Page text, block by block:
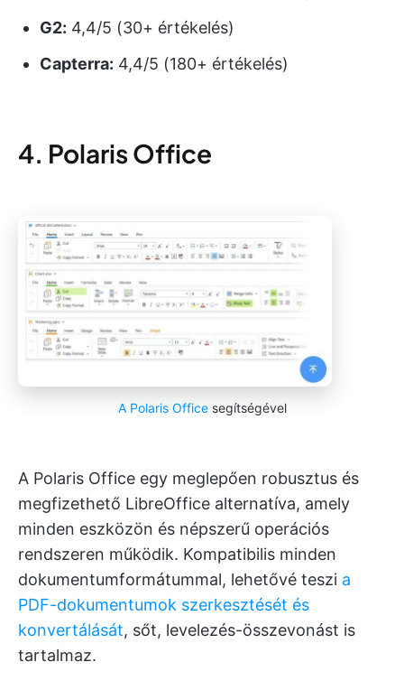
G2: 4,4/5 (30+ értékelés)
Capterra: 4,4/5 (180+ értékelés)
4. Polaris Office
A Polaris Officesegítségével
A Polaris Office egy meglepően robusztus és
megfizethető LibreOffice alternatíva, amely
minden eszközön és népszerű operációs
rendszeren működik. Kompatibilis minden
dokumentumformátummal, lehetővé teszi a
PDF-dokumentumok szerkesztését és
konvertálását, sőt, levelezés-összevonást is
tartalmaz.